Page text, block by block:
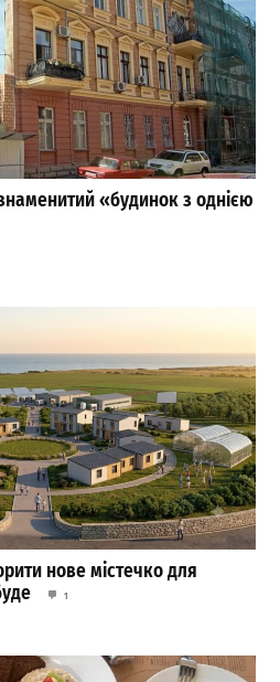
«будинок з однією
нове містечко для
1